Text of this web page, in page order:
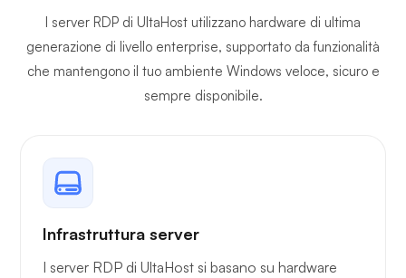
Backup gratuiti
Hosting SQL
Accesso
completo
Velocità porta
di rete
I server RDP di UltaHost utilizzano hardware di ultima
generazione di livello enterprise, supportato da funzionalità
che mantengono il tuo ambiente Windows veloce, sicuro e
sempre disponibile.
Infrastruttura server
I server RDP di UltaHost si basano su hardware